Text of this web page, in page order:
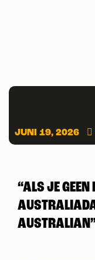
JUNI 19, 2026
“ALS JE GEEN